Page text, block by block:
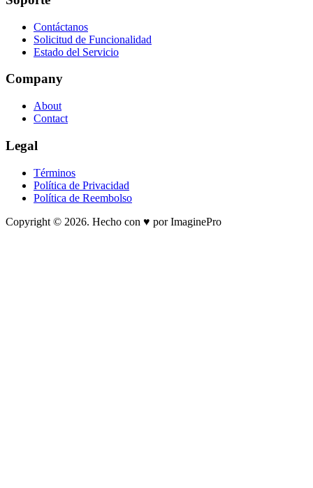
Contáctanos
Solicitud de Funcionalidad
Estado del Servicio
Company
About
Contact
Legal
Términos
Política de Privacidad
Política de Reembolso
Copyright © 2026. Hecho con ♥ por ImaginePro